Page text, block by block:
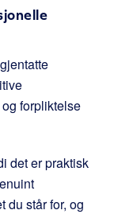
forpliktelse
det er praktisk
du står for, og